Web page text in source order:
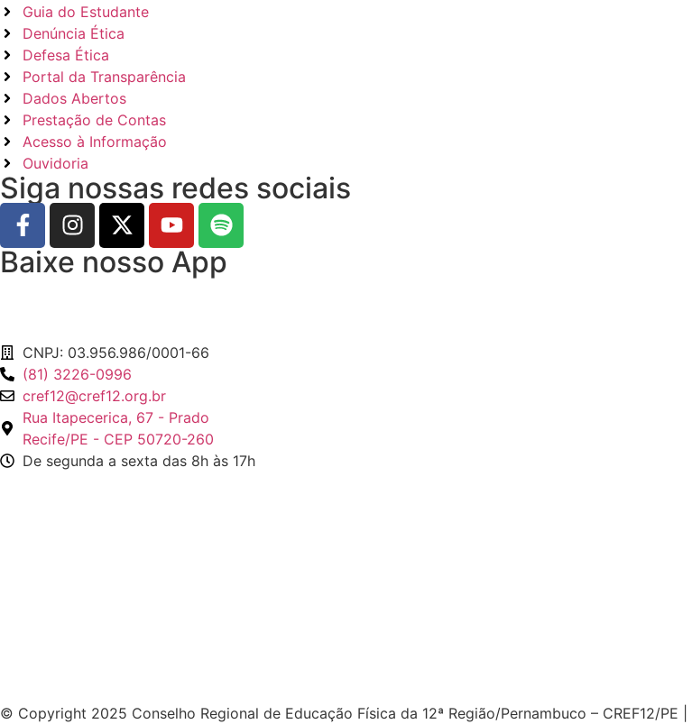
Guia do Estudante
Denúncia Ética
Defesa Ética
Portal da Transparência
Dados Abertos
Prestação de Contas
Acesso à Informação
Ouvidoria
Siga nossas redes sociais
Baixe nosso App
CNPJ: 03.956.986/0001-66
(81) 3226-0996
cref12@cref12.org.br
Rua Itapecerica, 67 - Prado
Recife/PE - CEP 50720-260
De segunda a sexta das 8h às 17h
© Copyright 2025 Conselho Regional de Educação Física da 12ª Região/Pernambuco – CREF12/PE |